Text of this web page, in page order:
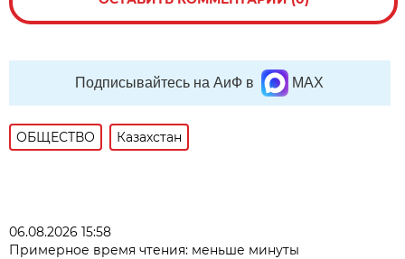
Подписывайтесь на АиФ в MAX
ОБЩЕСТВО Казахстан
06.08.2026 15:58
Примерное время чтения: меньше минуты